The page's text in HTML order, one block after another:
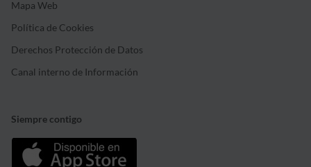
Mapa Web
Política de Cookies
Derechos Protección de Datos
Canal interno de Información
Siempre contigo